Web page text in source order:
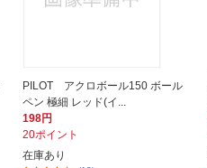
PILOT アクロボール150 ボール
ペン 極細 レッド(イ...
198円
20ポイント
在庫あり